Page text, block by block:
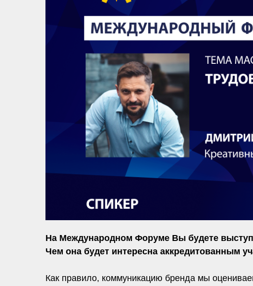
На Международном Форуме Вы будете
Чем она будет интересна аккредитованным
Как правило, коммуникацию бренда мы